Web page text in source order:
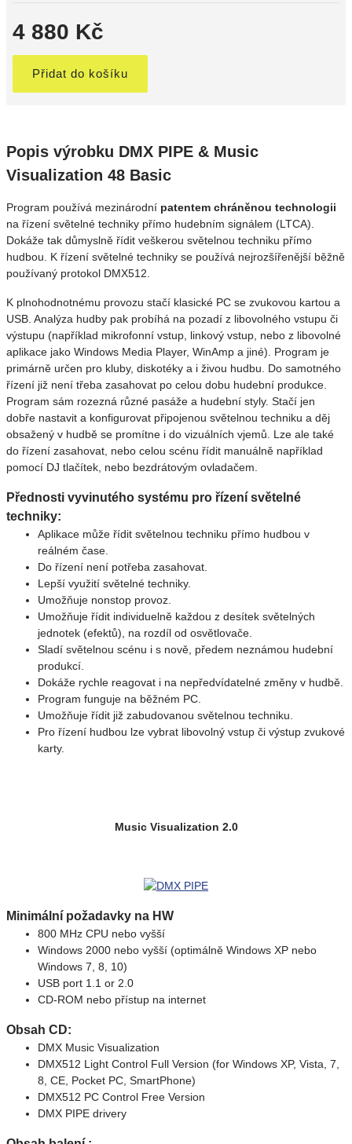
4 880 Kč
Přidat do košíku
Popis výrobku DMX PIPE & Music
Visualization 48 Basic
Program používá mezinárodní patentem chráněnou technologii
na řízení světelné techniky přímo hudebním signálem (LTCA).
Dokáže tak důmyslně řídit veškerou světelnou techniku přímo
hudbou. K řízení světelné techniky se používá nejrozšířenější běžně
používaný protokol DMX512.
K plnohodnotnému provozu stačí klasické PC se zvukovou kartou a
USB. Analýza hudby pak probíhá na pozadí z libovolného vstupu či
výstupu (například mikrofonní vstup, linkový vstup, nebo z libovolné
aplikace jako Windows Media Player, WinAmp a jiné). Program je
primárně určen pro kluby, diskotéky a i živou hudbu. Do samotného
řízení již není třeba zasahovat po celou dobu hudební produkce.
Program sám rozezná různé pasáže a hudební styly. Stačí jen
dobře nastavit a konfigurovat připojenou světelnou techniku a děj
obsažený v hudbě se promítne i do vizuálních vjemů. Lze ale také
do řízení zasahovat, nebo celou scénu řídit manuálně například
pomocí DJ tlačítek, nebo bezdrátovým ovladačem.
Přednosti vyvinutého systému pro řízení světelné
techniky:
Aplikace může řídit světelnou techniku přímo hudbou v
reálném čase.
Do řízení není potřeba zasahovat.
Lepší využití světelné techniky.
Umožňuje nonstop provoz.
Umožňuje řídit individuelně každou z desítek světelných
jednotek (efektů), na rozdíl od osvětlovače.
Sladí světelnou scénu i s nově, předem neznámou hudební
produkcí.
Dokáže rychle reagovat i na nepředvídatelné změny v hudbě.
Program funguje na běžném PC.
Umožňuje řídit již zabudovanou světelnou techniku.
Pro řízení hudbou lze vybrat libovolný vstup či výstup zvukové
karty.
Music Visualization 2.0
Minimální požadavky na HW
800 MHz CPU nebo vyšší
Windows 2000 nebo vyšší (optimálně Windows XP nebo
Windows 7, 8, 10)
USB port 1.1 or 2.0
CD-ROM nebo přístup na internet
Obsah CD:
DMX Music Visualization
DMX512 Light Control Full Version (for Windows XP, Vista, 7,
8, CE, Pocket PC, SmartPhone)
DMX512 PC Control Free Version
DMX PIPE drivery